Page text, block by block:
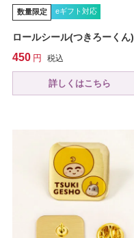
数量限定 eギフト対応
ロールシール(つきろーくん)
450 税込
詳しくはこちら